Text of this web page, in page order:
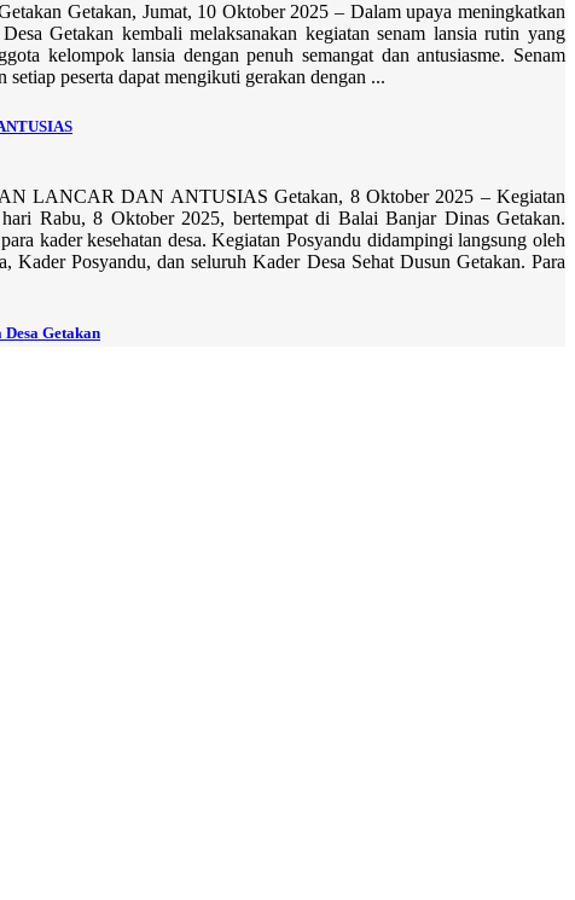
Getakan, Jumat, 10 Oktober 2025 – Dalam upaya meningkatkan
Getakan kembali melaksanakan kegiatan senam lansia rutin yang
kelompok lansia dengan penuh semangat dan antusiasme. Senam
peserta dapat mengikuti gerakan dengan ...
LANCAR DAN ANTUSIAS Getakan, 8 Oktober 2025 – Kegiatan
Rabu, 8 Oktober 2025, bertempat di Balai Banjar Dinas Getakan.
kader kesehatan desa. Kegiatan Posyandu didampingi langsung oleh
Kader Posyandu, dan seluruh Kader Desa Sehat Dusun Getakan. Para
Getakan